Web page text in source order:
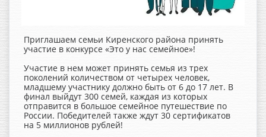
Приглашаем семьи Киренского района принять
участие в конкурсе «Это у нас семейное»!
Участие в нем может принять семья из трех
поколений количеством от четырех человек,
младшему участнику должно быть от 6 до 17 лет. В
финал выйдут 300 семей, каждая из которых
отправится в большое семейное путешествие по
России. Победителей также ждут 30 сертификатов
на 5 миллионов рублей!